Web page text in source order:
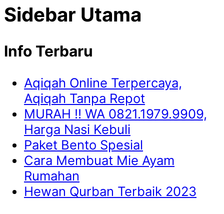
Sidebar Utama
Info Terbaru
Aqiqah Online Terpercaya,
Aqiqah Tanpa Repot
MURAH !! WA 0821.1979.9909,
Harga Nasi Kebuli
Paket Bento Spesial
Cara Membuat Mie Ayam
Rumahan
Hewan Qurban Terbaik 2023